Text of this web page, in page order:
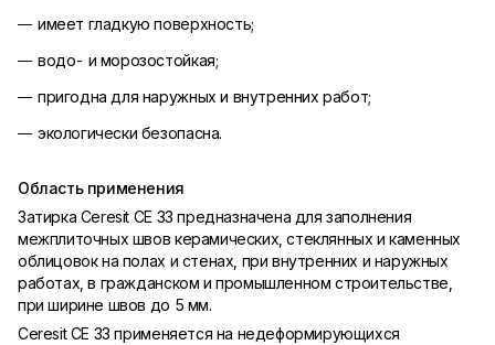
имеет гладкую поверхность;
водо- и морозостойкая;
пригодна для наружных и внутренних работ;
экологически безопасна.
Область применения
Затирка Ceresit СE 33 предназначена для заполнения
межплиточных швов керамических, стеклянных и каменных
облицовок на полах и стенах, при внутренних и наружных
работах, в гражданском и промышленном строительстве,
при ширине швов до 5 мм.
Ceresit СE 33 применяется на недеформирующихся